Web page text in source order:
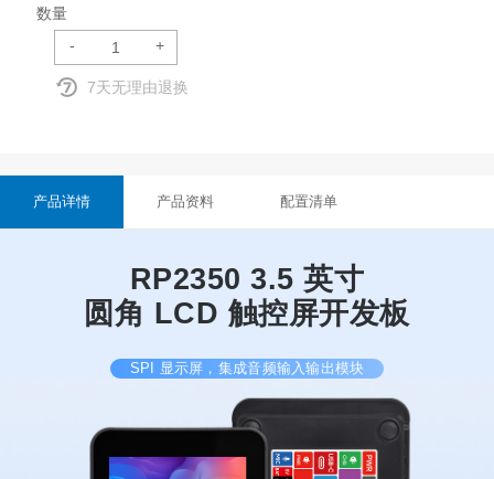
数量
-
+
7天无理由退换
产品详情 产品资料 配置清单
RP2350 3.5 英寸
圆角 LCD 触控屏开发板
SPI 显示屏，集成音频输入输出模块